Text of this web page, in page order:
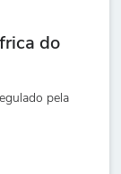
do
pela